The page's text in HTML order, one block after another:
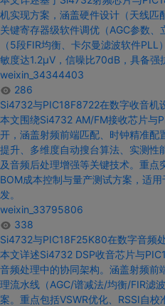
机实现方案，涵盖硬件设计 （天线
关键寄存器级软件调优（AGC参数
（5段FIR均衡、卡尔曼滤波软件
敏度达1.2μV，信噪比70dB，具备强
weixin_34344403
286
Si4732与PIC18F8722在数字收音机
本文围绕Si4732 AM/FM接收芯片与
开，涵盖射频前端匹配、时钟精准配
提升、多维度自动搜台算法、实测性
及音频后处理增强等关键技术。重点
BOM成本控制与量产测试方案，适
发。
weixin_33795806
338
Si4732与PIC18F25K80在数字音频
本文详述Si4732 DSP收音芯片与
音频处理中的协同架构。涵盖射频前
理流水线（AGC/谱减法/均衡/FIR滤
案。重点包括VSWR优化、RSSI自